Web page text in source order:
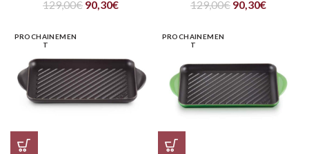
129,00€ 90,30€ 129,00€ 90,30€
PROCHAINEMEN
T
PROCHAINEMEN
T